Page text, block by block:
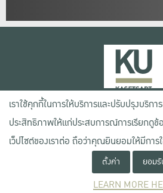
เลขที่ 50 ถนนงามวงศ์วาน แขวงลาดยาว เ
โทรศัพท์ +66 (0) 2942
เงื่อนไขการใช้งานเว็บไซ
ข้อตกลงด้านสิทธิ์ใช้งาน
นโยบายความเป็นส่วนตั
เราใช้คุกกี้ในการให้บริการและปรับปรุงบริก
ประสิทธิภาพให้แก่ประสบการณ์การเรียก
เว็ปไซต์ของเราต่อ ถือว่าคุณยินยอมให้มีการ
ตั้งค่า ยอม
LEARN MORE